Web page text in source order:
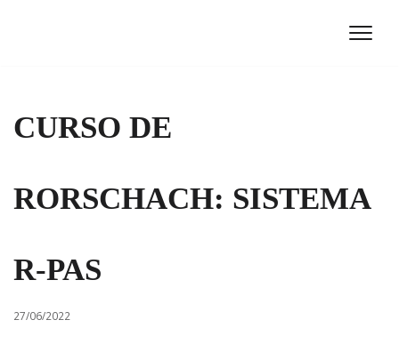
CURSO DE
RORSCHACH: SISTEMA
R-PAS
27/06/2022